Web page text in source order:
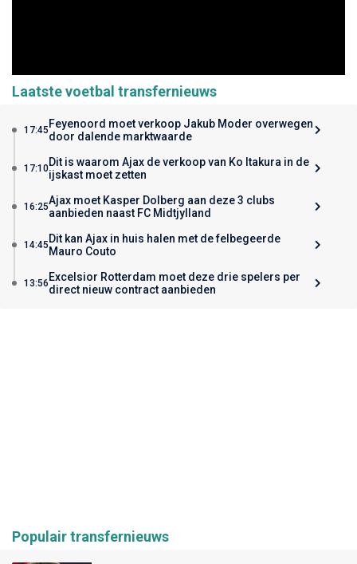
Laatste voetbal transfernieuws
17:45 Feyenoord moet verkoop Jakub Moder overwegen
door dalende marktwaarde
17:10Dit is waarom Ajax de verkoop van Ko Itakura in de
ijskast moet zetten
16:25Ajax moet Kasper Dolberg aan deze 3 clubs
aanbieden naast FC Midtjylland
14:45 Dit kan Ajax in huis halen met de felbegeerde
Mauro Couto
13:56 Excelsior Rotterdam moet deze drie spelers per
direct nieuw contract aanbieden
Populair transfernieuws